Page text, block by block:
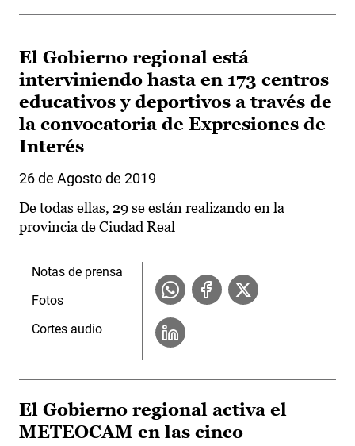
El Gobierno regional está
interviniendo hasta en 173 centros
educativos y deportivos a través de
la convocatoria de Expresiones de
Interés
26 de Agosto de 2019
De todas ellas, 29 se están realizando en la
provincia de Ciudad Real
Notas de prensa
Fotos
Cortes audio
El Gobierno regional activa el
METEOCAM en las cinco